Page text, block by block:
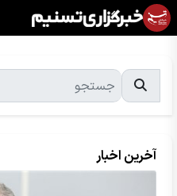
آخرین اخبار